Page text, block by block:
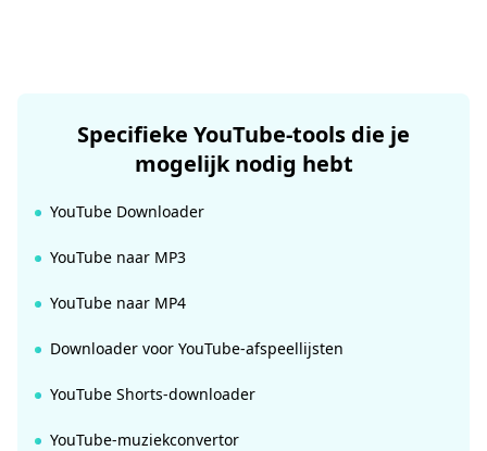
Specifieke YouTube-tools die je
mogelijk nodig hebt
YouTube Downloader
YouTube naar MP3
YouTube naar MP4
Downloader voor YouTube-afspeellijsten
YouTube Shorts-downloader
YouTube-muziekconvertor